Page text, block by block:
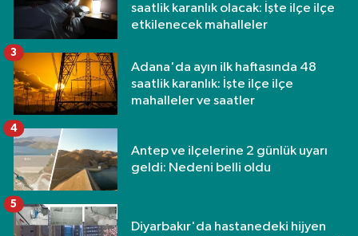
saatlik karanlık olacak: İşte ilçe ilçe
etkilenecek mahalleler
Adana'da ayın ilk haftasında 48
saatlik karanlık: İşte ilçe ilçe
mahalleler ve saatler
3
Antep ve ilçelerine 2 günlük uyarı
geldi: Nedeni belli oldu
4
Diyarbakır'da hastanedeki hijyen
5